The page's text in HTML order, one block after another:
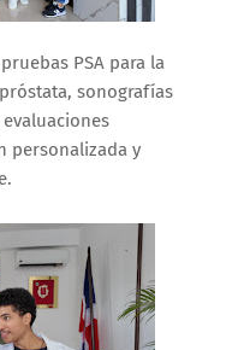
PSA para la
sonografías
personalizada y